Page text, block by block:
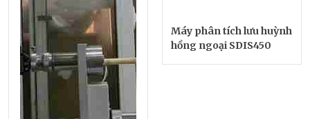
Máy phân tích lưu huỳnh
hồng ngoại SDIS450